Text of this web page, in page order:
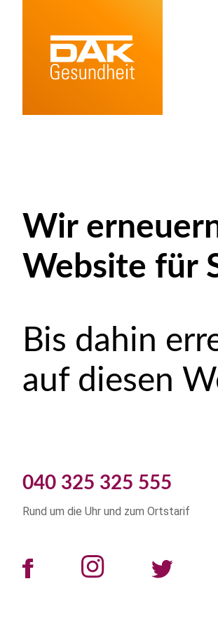
Wir
Website für
Bis dahin
auf diesen
040 325 325 555
Rund um die Uhr und zum Ortstarif